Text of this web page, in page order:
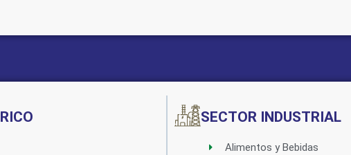
SECTOR INDUSTRIAL
Alimentos y Bebidas